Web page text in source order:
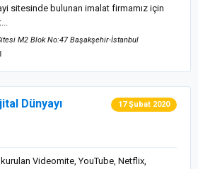
sitesinde bulunan imalat firmamız için
M2 Blok No:47 Başakşehir-İstanbul
Dünyayı
17 Şubat 2020
Videomite, YouTube, Netflix,